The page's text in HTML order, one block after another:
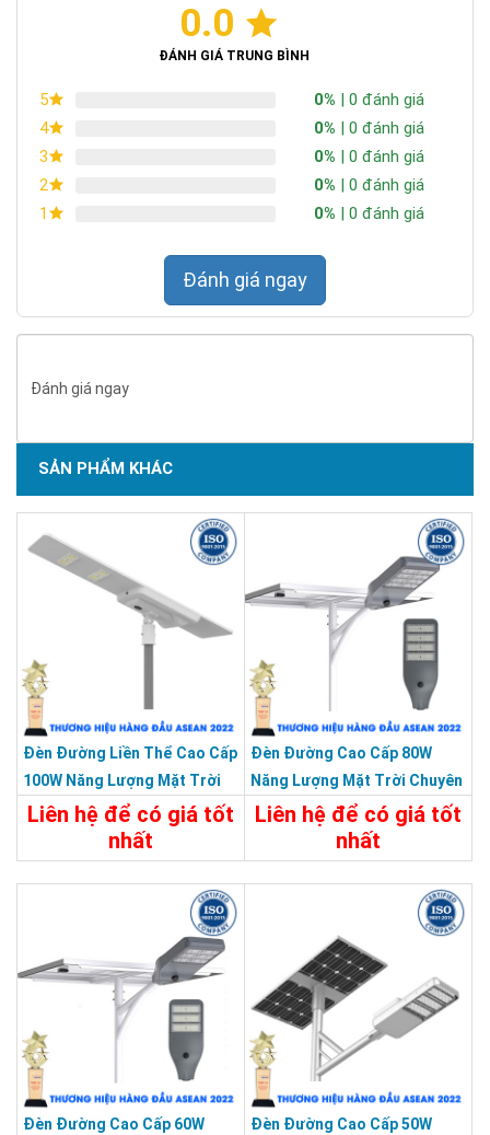
0.0
ĐÁNH GIÁ TRUNG BÌNH
5 0% | 0 đánh giá
4
0% | 0 đánh giá
3
0% | 0 đánh giá
2
0% | 0 đánh giá
1
0% | 0 đánh giá
Đánh giá ngay
Đánh giá ngay
SẢN PHẨM KHÁC
Đèn Đường Liền Thể Cao Cấp
100W Năng Lượng Mặt Trời
24V Bảo Hành 5 Năm
Liên hệ để có giá tốt
nhất
Đèn Đường Cao Cấp 80W
Năng Lượng Mặt Trời Chuyên
Công Trình Dự Án
Liên hệ để có giá tốt
nhất
Đèn Đường Cao Cấp 60W Đèn Đường Cao Cấp 50W